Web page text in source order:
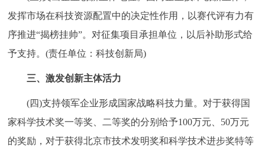
发挥市场在科技资源配置中的决定性作用，以赛代评有力有
序推进“揭榜挂帅”。对征集项目承担单位，以后补助形式给
予支持。(责任单位：科技创新局)
三、激发创新主体活力
(四)支持领军企业形成国家战略科技力量。对于获得国
家科学技术奖一等奖、二等奖的分别给予100万元、50万元
的奖励，对于获得北京市技术发明奖和科学技术进步奖特等